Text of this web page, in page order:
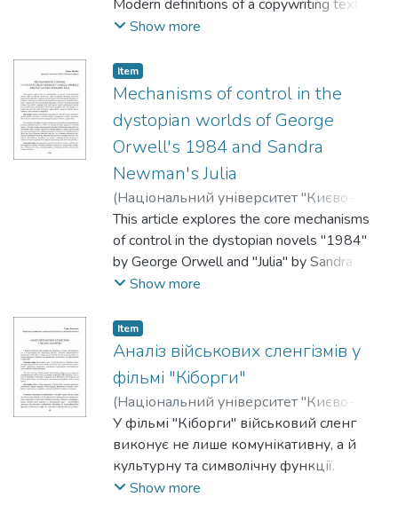
Modern definitions of a copywriting text are
presented. The main qualification features
main tasks of a modern copywriting text are
defined. The classification of modern
copywriting texts is presented.
Show more
Item
Mechanisms of control in the
dystopian worlds of George
Orwell's 1984 and Sandra
Newman's Julia
(Національний університет "Києво-
Могилянська академія",2025)Klochko,
Polina
This article explores the core mechanisms
of control in the dystopian novels "1984"
by George Orwell and "Julia" by Sandra
Newman. It investigates how totalitarian
through surveillance, ideological
conditioning, linguistic manipulation, and
bodily discipline. Drawing on the theoretical
frameworks of Michel Foucault and Erich
Fromm, the article compares how both
novels depict internalised control, loss of
autonomy, and gendered dimensions of
oppression. The analysis reveals how even
the most intrusive regimes fail to suppress
Show more
Item
Аналіз військових сленгізмів у
фільмі "Кіборги"
(Національний університет "Києво-
Могилянська академія",2025) Баторик,
Софія
У фільмі "Кіборги" військовий сленг
виконує не лише комунікативну, а й
культурну та символічну функції.
Авторка проаналізувала українські
Show more